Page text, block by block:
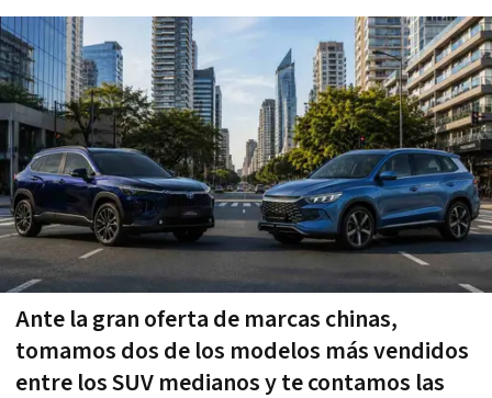
Ante la gran oferta de marcas chinas,
tomamos dos de los modelos más vendidos
entre los SUV medianos y te contamos las